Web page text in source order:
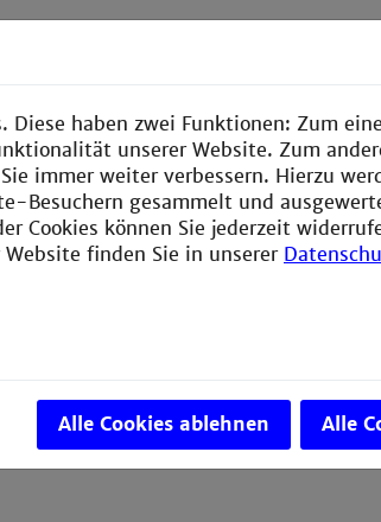
in a special edition of Radiation
Diese haben zwei Funktionen: Zum
unserer Website. Zum
immer weiter verbessern. Hierzu
Besuchern gesammelt und
Cookies können Sie jederzeit
finden Sie in unserer
Alle Cookies ablehnen Alle